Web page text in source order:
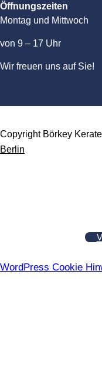
Öffnungszeiten
Montag und Mittwoch
von 9 – 17 Uhr
Wir freuen uns auf Sie!
Copyright Börkey
Berlin
WordPress Cookie